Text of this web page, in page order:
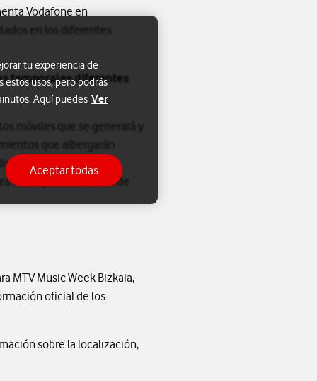
Vodafone en
en los diferentes
temporales diferentes
móviles que se generará y
que albergarán
en eventos y
de mayo, o festivales de
MTV Music Week Bizkaia,
oficial de los
sobre la localización,
tu experiencia de
estos usos, pero podrás
Aquí puedes Ver
Aceptar todas